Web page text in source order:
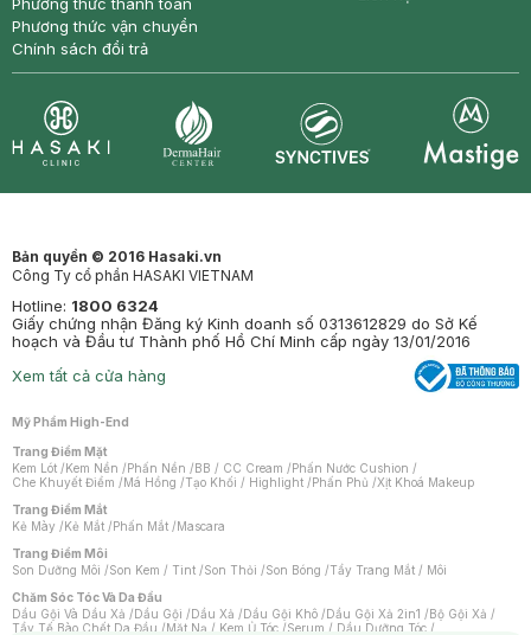
Phương thức vận chuyển
Chính sách đổi trả
Bản quyền © 2016 Hasaki.vn
Công Ty cổ phần HASAKI VIETNAM
Hotline: 1800 6324
Giấy chứng nhận Đăng ký Kinh doanh số 0313612829 do Sở Kế
hoạch và Đầu tư Thành phố Hồ Chí Minh cấp ngày 13/01/2016
Xem tất cả cửa hàng
Mỹ Phẩm High-End
Trang Điểm Mặt
Kem Lót /Kem Nền /Phấn Nền /BB / CC Cream /Phấn Nước Cushion /
Che Khuyết Điểm /Má Hồng /Tạo Khối / Highlight /Phấn Phủ /Xịt Khoá Makeup
Trang Điểm Mắt
Kẻ Mày /Kẻ Mắt /Phấn Mắt /Mascara
Trang Điểm Môi
Son Dưỡng Môi /Son Kem / Tint /Son Thỏi /Son Bóng /Tẩy Trang Mắt / Môi
Chăm Sóc Tóc Và Da Đầu
Dầu Gội Và Dầu Xả /Dầu Gội /Dầu Xả /Dầu Gội Khô /Dầu Gội Xả 2in1 /Bộ Gội Xả /
Tẩy Tế Bào Chết Da Đầu /Mặt Nạ / Kem Ủ Tóc /Serum / Dầu Dưỡng Tóc /